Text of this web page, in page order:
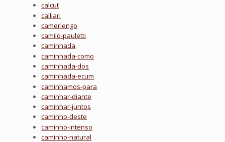
calcut
calliari
camerlengo
camilo-pauletti
caminhada
caminhada-como
caminhada-dos
caminhada-ecum
caminhamos-para
caminhar-diante
caminhar-juntos
caminho-deste
caminho-intenso
caminho-natural